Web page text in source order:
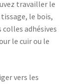
travailler le
le bois,
adhésives
le cuir ou le
vers les